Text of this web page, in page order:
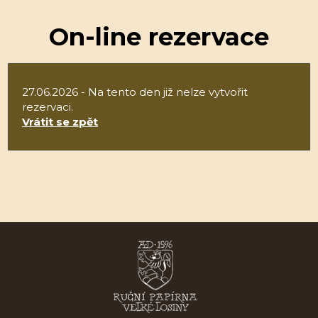
On-line rezervace
27.06.2026 - Na tento den již nelze vytvořit
rezervaci.
Vrátit se zpět